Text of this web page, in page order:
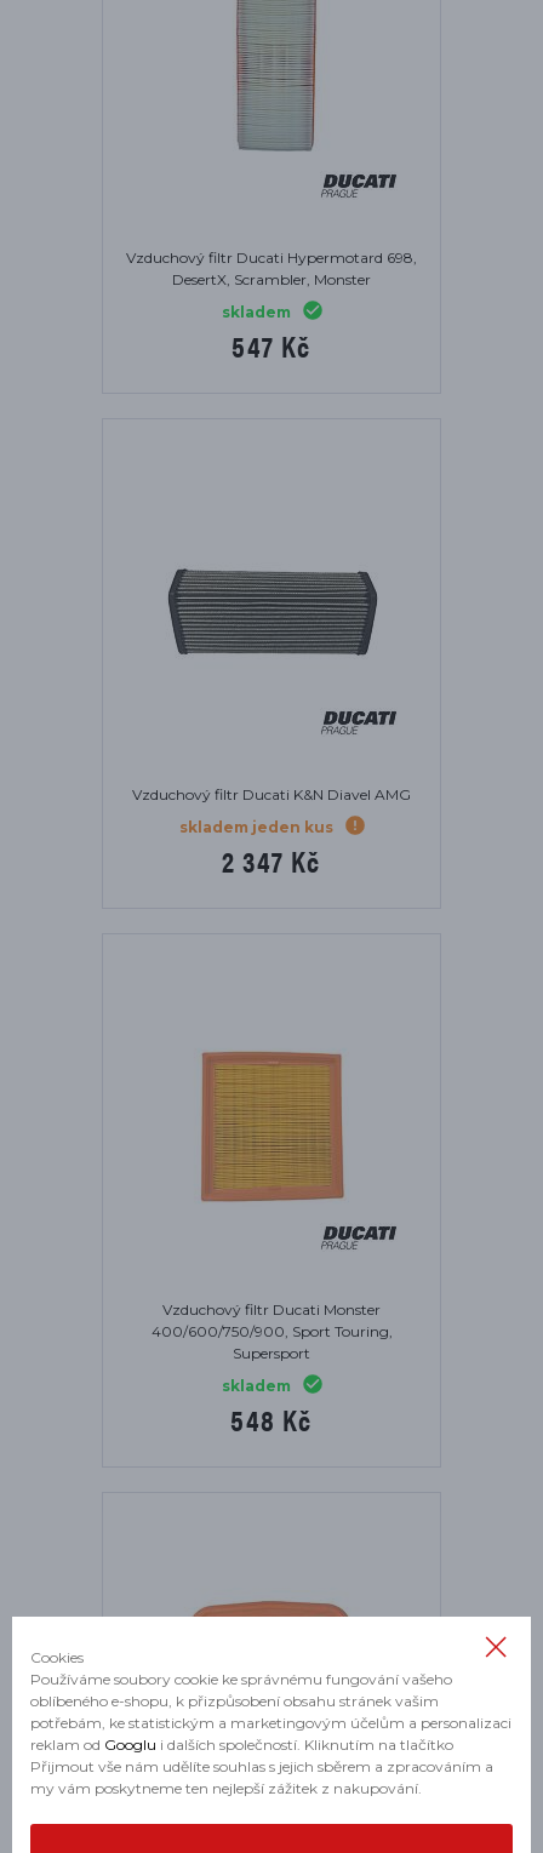
Vzduchový filtr Ducati Hypermotard 698,
DesertX, Scrambler, Monster
skladem
547 Kč
Vzduchový filtr Ducati K&N Diavel AMG
skladem jeden kus
2 347 Kč
Vzduchový filtr Ducati Monster
400/600/750/900, Sport Touring,
Supersport
skladem
548 Kč
Cookies
Používáme soubory cookie ke správnému fungování vašeho
oblíbeného e-shopu, k přizpůsobení obsahu stránek vašim
potřebám, ke statistickým a marketingovým účelům a personalizaci
reklam od Googlu i dalších společností. Kliknutím na tlačítko
Přijmout vše nám udělíte souhlas s jejich sběrem a zpracováním a
my vám poskytneme ten nejlepší zážitek z nakupování.